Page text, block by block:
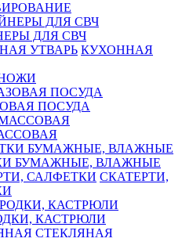
ДЛЯ СВЧ
КУХОННАЯ
ПОСУДА
БУМАЖНЫЕ, ВЛАЖНЫЕ
СКАТЕРТИ,
КАСТРЮЛИ
СТЕКЛЯНАЯ